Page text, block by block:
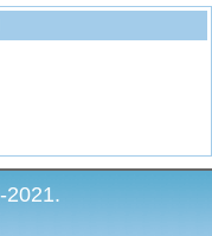
2021.